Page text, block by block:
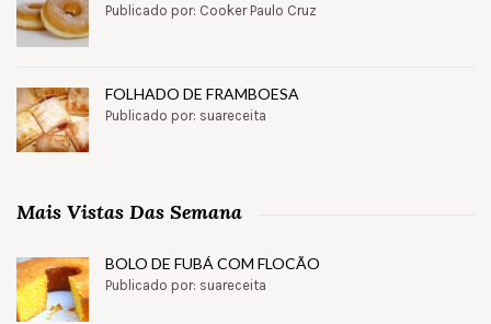
Publicado por: Cooker Paulo Cruz
FOLHADO DE FRAMBOESA
Publicado por: suareceita
Mais Vistas Das Semana
BOLO DE FUBÁ COM FLOCÃO
Publicado por: suareceita